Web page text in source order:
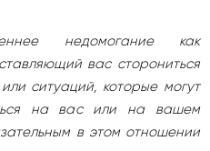
недомогание как
вас сторониться
ситуаций, которые могут
на вас или на вашем
в этом отношении